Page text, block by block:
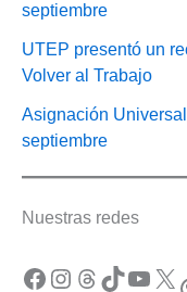
septiembre
UTEP presentó un
Volver al Trabajo
Asignación
septiembre
Nuestras redes
Facebook Instagram Threads TikTok YouTube X